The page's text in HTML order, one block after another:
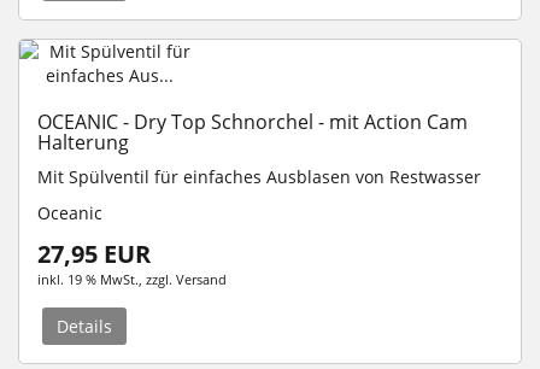
OCEANIC - Dry Top Schnorchel - mit Action Cam
Halterung
Mit Spülventil für einfaches Ausblasen von Restwasser
Oceanic
27,95 EUR
inkl. 19 % MwSt. , zzgl. Versand
Details